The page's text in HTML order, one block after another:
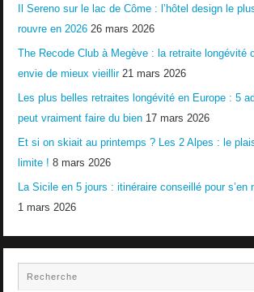
Il Sereno sur le lac de Côme : l’hôtel design le
rouvre en 2026 26 mars 2026
The Recode Club à Megève : la retraite longévité
envie de mieux vieillir 21 mars 2026
Les plus belles retraites longévité en Europe : 5
peut vraiment faire du bien 17 mars 2026
Et si on skiait au printemps ? Les 2 Alpes : le
limite ! 8 mars 2026
La Sicile en 5 jours : itinéraire conseillé pour s’en
1 mars 2026